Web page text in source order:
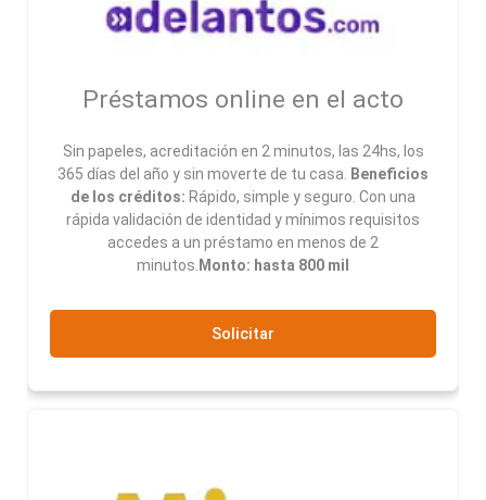
Préstamos online en el acto
Sin papeles, acreditación en 2 minutos, las 24hs, los
365 días del año y sin moverte de tu casa.
Beneficios
de los créditos: Rápido, simple y seguro. Con una
rápida validación de identidad y mínimos requisitos
accedes a un préstamo en menos de 2
minutos. Monto: hasta 800 mil
Solicitar